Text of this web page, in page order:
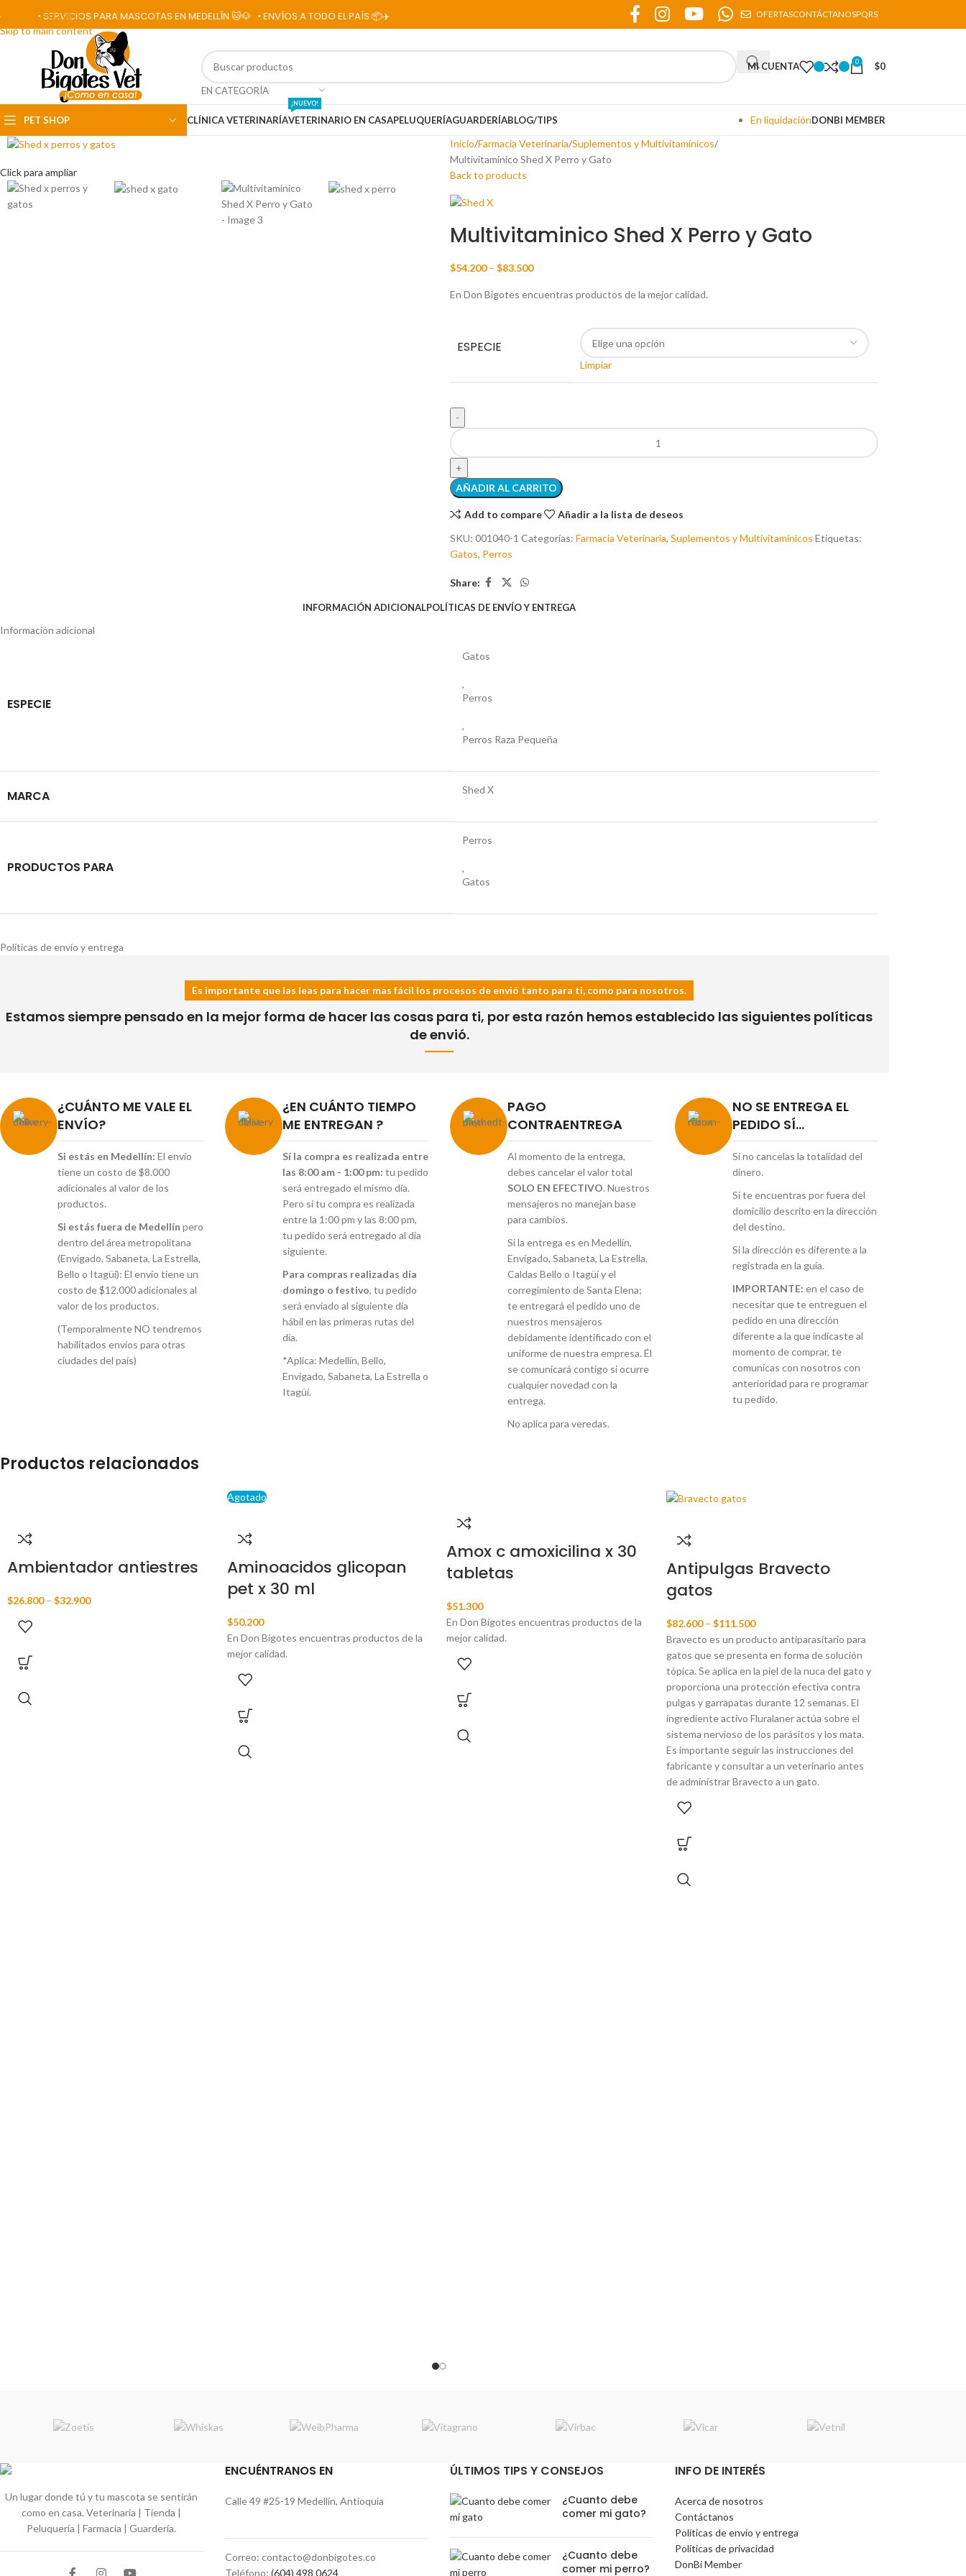
Skip to navigation
Skip to main content
• SERVICIOS PARA MASCOTAS EN MEDELLÍN 🐱🐶 • ENVÍOS A TODO EL PAÍS 📦✈️ OFERTASCONTÁCTANOSPQRS
EN CATEGORÍA
MI CUENTA 0 $0
PET SHOP CLÍNICA VETERINARÍAVETERINARIO EN CASA
¡NUEVO!
PELUQUERÍAGUARDERÍABLOG/TIPS En liquidaciónDONBI MEMBER
Click para ampliar
Inicio Farmacia Veterinaria Suplementos y Multivitamínicos
Multivitaminico Shed X Perro y Gato
Back to products
Multivitaminico Shed X Perro y Gato
$54.200 – $83.500
En Don Bigotes encuentras productos de la mejor calidad.
ESPECIE
Limpiar
AÑADIR AL CARRITO
Add to compare
Añadir a la lista de deseos
SKU: 001040-1 Categorías: Farmacia Veterinaria, Suplementos y Multivitamínicos Etiquetas:
Gatos, Perros
Share:
INFORMACIÓN ADICIONALPOLÍTICAS DE ENVÍO Y ENTREGA
Información adicional
ESPECIE
Gatos
,
Perros
,
Perros Raza Pequeña
MARCA Shed X
PRODUCTOS PARA
Perros
,
Gatos
Políticas de envío y entrega
Es importante que las leas para hacer mas fácil los procesos de envió tanto para ti, como para nosotros.
Estamos siempre pensado en la mejor forma de hacer las cosas para ti, por esta razón hemos establecido las siguientes políticas
de envió.
¿CUÁNTO ME VALE EL
ENVÍO?
Si estás en Medellín: El envío
tiene un costo de $8.000
adicionales al valor de los
productos.
Si estás fuera de Medellín pero
dentro del área metropolitana
(Envigado, Sabaneta, La Estrella,
Bello o Itagüí): El envío tiene un
costo de $12.000 adicionales al
valor de los productos.
(Temporalmente NO tendremos
habilitados envíos para otras
ciudades del país)
¿EN CUÁNTO TIEMPO
ME ENTREGAN ?
Sí la compra es realizada entre
las 8:00 am - 1:00 pm: tu pedido
será entregado el mismo día.
Pero si tu compra es realizada
entre la 1:00 pm y las 8:00 pm,
tu pedido será entregado al día
siguiente.
Para compras realizadas día
domingo o festivo, tu pedido
será enviado al siguiente día
hábil en las primeras rutas del
día.
*Aplica: Medellín, Bello,
Envigado, Sabaneta, La Estrella o
Itagüí.
PAGO
CONTRAENTREGA
Al momento de la entrega,
debes cancelar el valor total
SOLO EN EFECTIVO. Nuestros
mensajeros no manejan base
para cambios.
Si la entrega es en Medellín,
Envigado, Sabaneta, La Estrella,
Caldas Bello o Itagüí y el
corregimiento de Santa Elena;
te entregará el pedido uno de
nuestros mensajeros
debidamente identificado con el
uniforme de nuestra empresa. Él
se comunicará contigo si ocurre
cualquier novedad con la
entrega.
No aplica para veredas.
NO SE ENTREGA EL
PEDIDO SÍ...
Si no cancelas la totalidad del
dinero.
Si te encuentras por fuera del
domicilio descrito en la dirección
del destino.
Si la dirección es diferente a la
registrada en la guía.
IMPORTANTE: en el caso de
necesitar que te entreguen el
pedido en una dirección
diferente a la que indicaste al
momento de comprar, te
comunicas con nosotros con
anterioridad para re programar
tu pedido.
Productos relacionados
Ambientador antiestres
$26.800 – $32.900
Agotado
Aminoacidos glicopan
pet x 30 ml
$50.200
En Don Bigotes encuentras productos de la
mejor calidad.
Amox c amoxicilina x 30
tabletas
$51.300
En Don Bigotes encuentras productos de la
mejor calidad.
Antipulgas Bravecto
gatos
$82.600 – $111.500
Bravecto es un producto antiparasitario para
gatos que se presenta en forma de solución
tópica. Se aplica en la piel de la nuca del gato y
proporciona una protección efectiva contra
pulgas y garrapatas durante 12 semanas. El
ingrediente activo Fluralaner actúa sobre el
sistema nervioso de los parásitos y los mata.
Es importante seguir las instrucciones del
fabricante y consultar a un veterinario antes
de administrar Bravecto a un gato.
Un lugar donde tú y tu mascota se sentirán
como en casa. Veterinaria | Tienda |
Peluquería | Farmacia | Guardería.
ENCUÉNTRANOS EN
Calle 49 #25-19 Medellín, Antioquia
Correo: contacto@donbigotes.co
Teléfono: (604) 498 0624
ÚLTIMOS TIPS Y CONSEJOS
¿Cuanto debe
comer mi gato?
¿Cuanto debe
comer mi perro?
INFO DE INTERÉS
Acerca de nosotros
Contáctanos
Políticas de envío y entrega
Políticas de privacidad
DonBi Member